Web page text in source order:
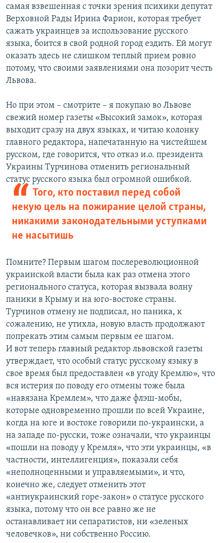
самая взвешенная с точки зрения психики депутат
Верховной Рады Ирина Фарион, которая требует
сажать украинцев за использование русского
языка, боится в свой родной город ездить. Ей могут
оказать здесь не слишком теплый прием ровно
потому, что своими заявлениями она позорит честь
Львова.
Но при этом – смотрите – я покупаю во Львове
свежий номер газеты «Высокий замок», которая
выходит сразу на двух языках, и читаю колонку
главного редактора, напечатанную на чистейшем
русском, где говорится, что отказ и.о. президента
Украины Турчинова отменить региональный
статус русского языка был огромной ошибкой.
Того, кто поставил перед собой
некую цель на пожирание целой страны,
никакими законодательными уступками
не насытишь
Помните? Первым шагом послереволюционной
украинской власти была как раз отмена этого
регионального статуса, которая вызвала волну
паники в Крыму и на юго-востоке страны.
Турчинов отмену не подписал, но паника, к
сожалению, не утихла, новую власть продолжают
попрекать этим самым первым ее шагом.
И вот теперь главный редактор львовской газеты
утверждает, что особый статус русскому языку в
свое время был предоставлен «в угоду Кремлю», что
вся истерия по поводу его отмены тоже была
«навязана Кремлем», что даже флэш-мобы,
которые одновременно прошли по всей Украине,
когда на юге и востоке говорили по-украински, а
на западе по-русски, тоже означали, что украинцы
«пошли на поводу у Кремля», что эти украинцы, «в
частности, интеллигенция», показали себя
«неполноценными и управляемыми», и что,
конечно же, следует отменить этот
«антиукраинский горе-закон» о статусе русского
языка, потому что он все равно же не
останавливает ни сепаратистов, ни «зеленых
человечков», ни собственно Россию.